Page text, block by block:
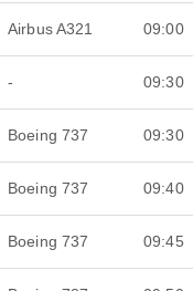
Airbus A321 09:00
- 09:30
Boeing 737 09:30
Boeing 737 09:40
Boeing 737 09:45